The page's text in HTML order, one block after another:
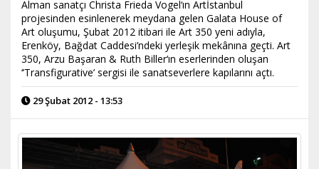
Alman sanatçı Christa Frieda Vogel‘ın Artİstanbul
projesinden esinlenerek meydana gelen Galata House of
Art oluşumu, Şubat 2012 itibari ile Art 350 yeni adıyla,
Erenköy, Bağdat Caddesi’ndeki yerleşik mekânına geçti. Art
350, Arzu Başaran & Ruth Biller‘ın eserlerinden oluşan
‘’Transfigurative’ sergisi ile sanatseverlere kapılarını açtı.
29 Şubat 2012 - 13:53